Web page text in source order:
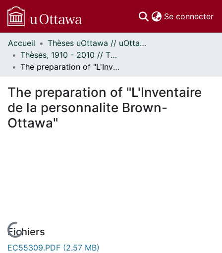
Se connecter
Communautés
et collections
Parcourir
À propos
Accueil
Thèses uOttawa // uOttawa Theses
Thèses, 1910 - 2010 // Theses, 1910 - 2010
The preparation of "L'Inventaire de la personnalite Brown-Ottawa"
The preparation of "L'Inventaire
de la personnalite Brown-
Ottawa"
En cours de chargement...
Fichiers
EC55309.PDF (2.57 MB)